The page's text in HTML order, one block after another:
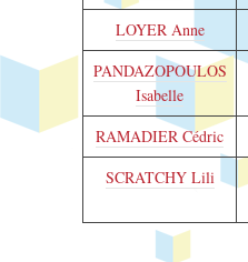
LOYER Anne
PANDAZOPOULOS
Isabelle
RAMADIER Cédric
SCRATCHY Lili